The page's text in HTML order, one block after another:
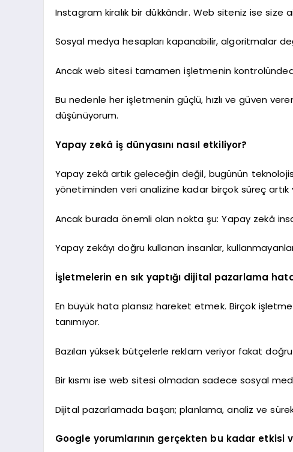
Instagram kiralık bir dükkândır. Web siteniz ise size
Sosyal medya hesapları kapanabilir, algoritmalar
Ancak web sitesi tamamen işletmenin
Bu nedenle her işletmenin güçlü, hızlı ve güven
düşünüyorum.
Yapay zekâ iş dünyasını nasıl etkiliyor?
Yapay zekâ artık geleceğin değil, bugünün
yönetiminden veri analizine kadar birçok süreç artık
Ancak burada önemli olan nokta şu: Yapay zekâ
Yapay zekâyı doğru kullanan insanlar,
İşletmelerin en sık yaptığı dijital pazarlama
En büyük hata plansız hareket etmek. Birçok
tanımıyor.
Bazıları yüksek bütçelerle reklam veriyor fakat
Bir kısmı ise web sitesi olmadan sadece sosyal
Dijital pazarlamada başarı; planlama, analiz ve
Google yorumlarının gerçekten bu kadar etkisi